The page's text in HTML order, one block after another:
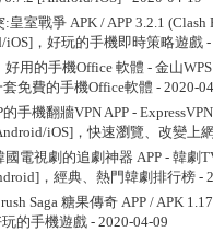
皇室戰爭 APK / APP 3.2.1 (Clash
iOS]，好玩的手機即時策略遊戲-
好用的手機Office 軟體 - 金山
套免費的手機Office軟體 - 2020-
手機翻牆VPN APP -
iOS]，快速瀏覽、改變上
電視劇的追劇神器 APP - 韓劇
，經典、熱門韓劇排行榜-
Saga 糖果傳奇 APP / APK
玩的手機遊戲- 2020-04-09